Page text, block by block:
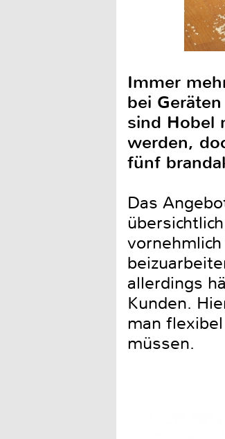
Immer
bei
sind Hobel
werden,
fünf
Das
allerdings
Kunden.
man
müssen.